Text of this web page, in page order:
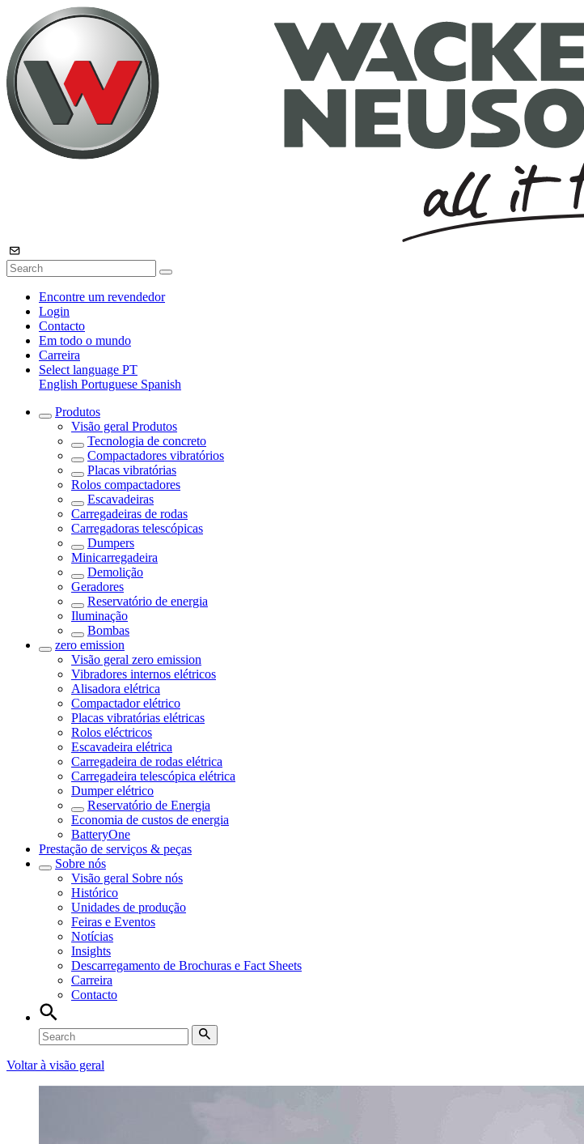
Encontre um revendedor
Login
Contacto
Em todo o mundo
Carreira
Select language PT
English Portuguese Spanish
Produtos
Visão geral Produtos
Tecnologia de concreto
Compactadores vibratórios
Placas vibratórias
Rolos compactadores
Escavadeiras
Carregadeiras de rodas
Carregadoras telescópicas
Dumpers
Minicarregadeira
Demolição
Geradores
Reservatório de energia
Iluminação
Bombas
zero emission
Visão geral zero emission
Vibradores internos elétricos
Alisadora elétrica
Compactador elétrico
Placas vibratórias elétricas
Rolos eléctricos
Escavadeira elétrica
Carregadeira de rodas elétrica
Carregadeira telescópica elétrica
Dumper elétrico
Reservatório de Energia
Economia de custos de energia
BatteryOne
Prestação de serviços & peças
Sobre nós
Visão geral Sobre nós
Histórico
Unidades de produção
Feiras e Eventos
Notícias
Insights
Descarregamento de Brochuras e Fact Sheets
Carreira
Contacto
Voltar à visão geral